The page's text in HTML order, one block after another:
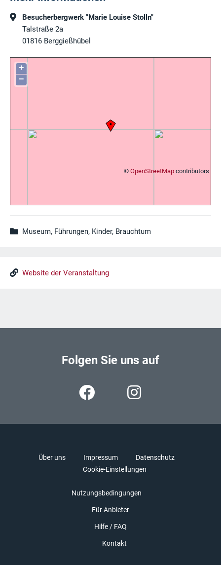
Besucherbergwerk "Marie Louise Stolln"
Talstraße 2a
01816 Berggießhübel
+
−
© OpenStreetMap contributors
Museum, Führungen, Kinder, Brauchtum
Website der Veranstaltung
Folgen Sie uns auf
Über uns Impressum
Datenschutz
Cookie-Einstellungen
Nutzungsbedingungen
Für Anbieter
Hilfe / FAQ
Kontakt